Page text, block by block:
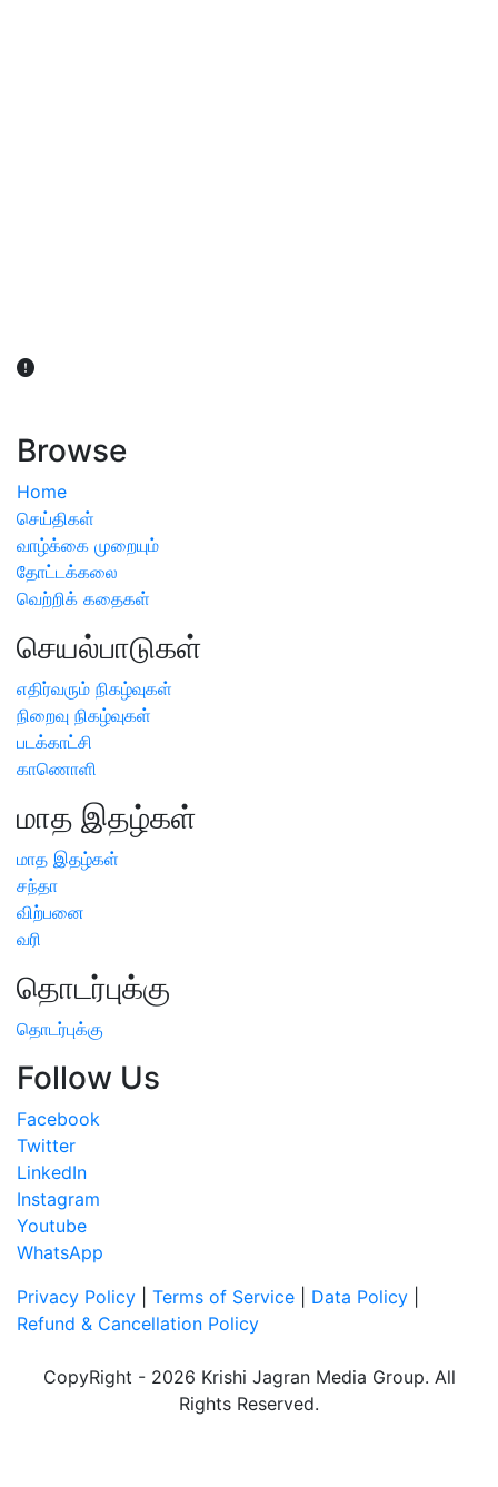
Browse
Home
செய்திகள்
வாழ்க்கை முறையும்
தோட்டக்கலை
வெற்றிக் கதைகள்
செயல்பாடுகள்
எதிர்வரும் நிகழ்வுகள்
நிறைவு நிகழ்வுகள்
படக்காட்சி
காணொளி
மாத இதழ்கள்
மாத இதழ்கள்
சந்தா
விற்பனை
வரி
தொடர்புக்கு
தொடர்புக்கு
Follow Us
Facebook
Twitter
LinkedIn
Instagram
Youtube
WhatsApp
Privacy Policy
Terms of Service Data Policy
Refund & Cancellation Policy
CopyRight - 2026 Krishi Jagran Media Group. All
Rights Reserved.